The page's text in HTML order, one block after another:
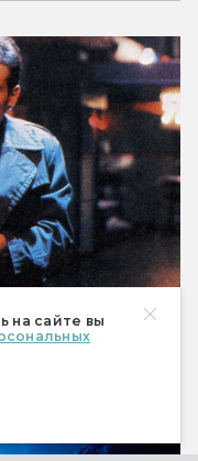
на сайте вы
защитника